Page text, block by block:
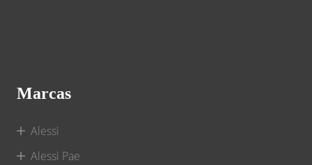
Marcas
Alessi
Alessi Pae